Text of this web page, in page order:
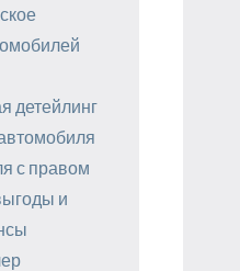
детейлинг
с правом
и